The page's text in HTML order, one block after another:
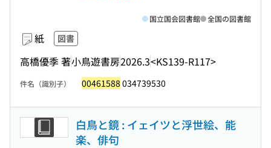
紙 図書
高橋優季 著小鳥遊書房2026.3<KS139-R117>
国立国会図書館 全国の図書館
件名（識別子） 00461588 034739530
白鳥と鏡 : イェイツと浮世絵、能
楽、俳句